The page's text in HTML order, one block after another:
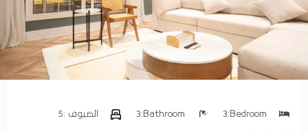
Bedroom:
3
Bathroom:
3 الضيوف :5